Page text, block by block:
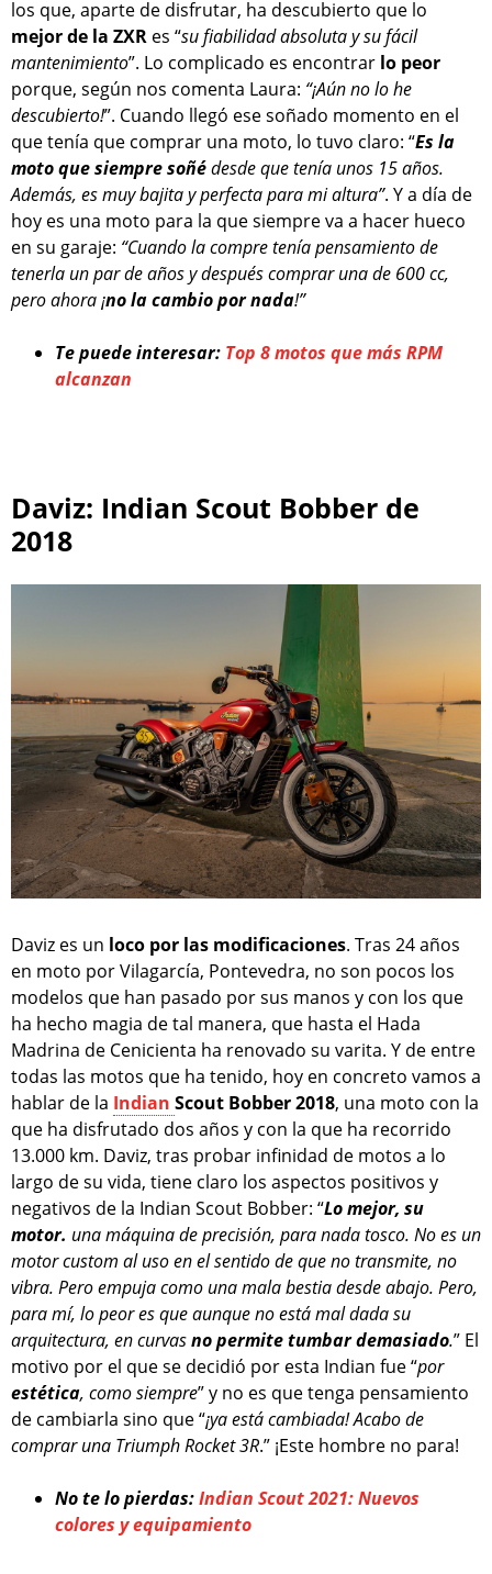
los que, aparte de disfrutar, ha descubierto que lo
mejor de la ZXR es “su fiabilidad absoluta y su fácil
mantenimiento”. Lo complicado es encontrar lo peor
porque, según nos comenta Laura: “¡Aún no lo he
descubierto!”. Cuando llegó ese soñado momento en el
que tenía que comprar una moto, lo tuvo claro: “Es la
moto que siempre soñédesde que tenía unos 15 años.
Además, es muy bajita y perfecta para mi altura”. Y a día de
hoy es una moto para la que siempre va a hacer hueco
en su garaje: “Cuando la compre tenía pensamiento de
tenerla un par de años y después comprar una de 600 cc,
pero ahora ¡no la cambio por nada!”
Te puede interesar: Top 8 motos que más RPM
alcanzan
Daviz: Indian Scout Bobber de
2018
Daviz es un loco por las modificaciones. Tras 24 años
en moto por Vilagarcía, Pontevedra, no son pocos los
modelos que han pasado por sus manos y con los que
ha hecho magia de tal manera, que hasta el Hada
Madrina de Cenicienta ha renovado su varita. Y de entre
todas las motos que ha tenido, hoy en concreto vamos a
hablar de la Indian Scout Bobber 2018, una moto con la
que ha disfrutado dos años y con la que ha recorrido
13.000 km. Daviz, tras probar infinidad de motos a lo
largo de su vida, tiene claro los aspectos positivos y
negativos de la Indian Scout Bobber: “Lo mejor, su
motor. una máquina de precisión, para nada tosco. No es un
motor custom al uso en el sentido de que no transmite, no
vibra. Pero empuja como una mala bestia desde abajo. Pero,
para mí, lo peor es que aunque no está mal dada su
arquitectura, en curvasno permite tumbar demasiado.” El
motivo por el que se decidió por esta Indian fue “por
estética, como siempre” y no es que tenga pensamiento
de cambiarla sino que “¡ya está cambiada! Acabo de
comprar una Triumph Rocket 3R.” ¡Este hombre no para!
No te lo pierdas:Indian Scout 2021: Nuevos
colores y equipamiento